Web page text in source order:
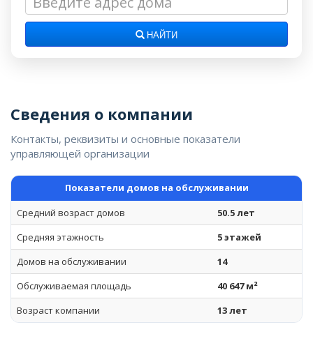
НАЙТИ
Сведения о компании
Контакты, реквизиты и основные показатели
управляющей организации
Показатели домов на обслуживании
Средний возраст домов
50.5 лет
Средняя этажность
5 этажей
Домов на обслуживании
14
Обслуживаемая площадь
40 647 м²
Возраст компании
13 лет